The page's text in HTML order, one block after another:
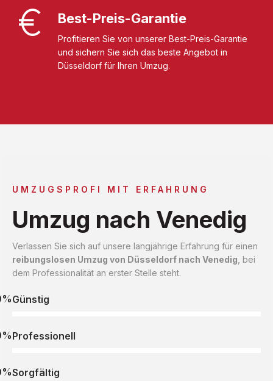
Best-Preis-Garantie
Profitieren Sie von unserer Best-Preis-Garantie
und sichern Sie sich das beste Angebot in
Düsseldorf für Ihren Umzug.
UMZUGSPROFI MIT ERFAHRUNG
Umzug nach Venedig
Verlassen Sie sich auf unsere langjährige Erfahrung für einen
reibungslosen Umzug von Düsseldorf nach Venedig , bei
dem Professionalität an erster Stelle steht.
Günstig
Professionell
Sorgfältig